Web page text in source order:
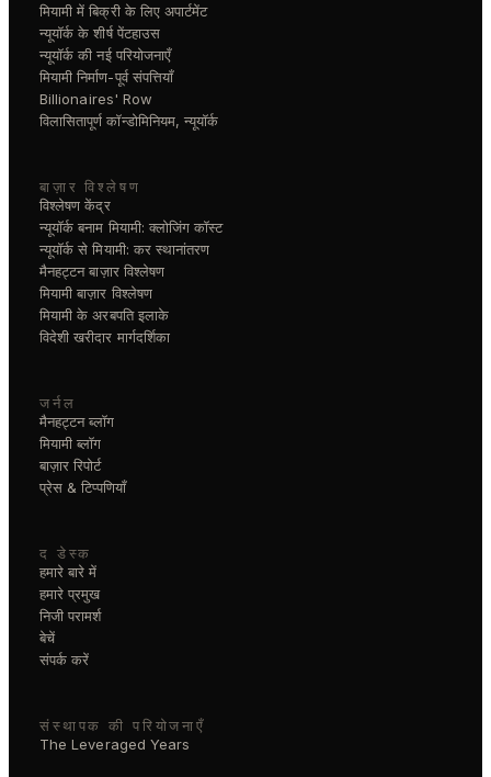
मियामी में बिक्री के लिए अपार्टमेंट
न्यूयॉर्क के शीर्ष पेंटहाउस
न्यूयॉर्क की नई परियोजनाएँ
मियामी निर्माण-पूर्व संपत्तियाँ
Billionaires' Row
विलासितापूर्ण कॉन्डोमिनियम, न्यूयॉर्क
बाज़ार विश्लेषण
विश्लेषण केंद्र
न्यूयॉर्क बनाम मियामी: क्लोजिंग कॉस्ट
न्यूयॉर्क से मियामी: कर स्थानांतरण
मैनहट्टन बाज़ार विश्लेषण
मियामी बाज़ार विश्लेषण
मियामी के अरबपति इलाके
विदेशी खरीदार मार्गदर्शिका
जर्नल
मैनहट्टन ब्लॉग
मियामी ब्लॉग
बाज़ार रिपोर्ट
प्रेस & टिप्पणियाँ
द डेस्क
हमारे बारे में
हमारे प्रमुख
निजी परामर्श
बेचें
संपर्क करें
संस्थापक की परियोजनाएँ
The Leveraged Years